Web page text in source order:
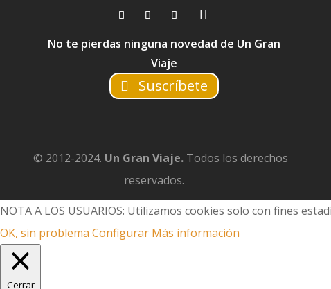
No te pierdas ninguna novedad de Un Gran
Viaje
Suscríbete
© 2012-2024. Un Gran Viaje. Todos los derechos
reservados.
NOTA A LOS USUARIOS: Utilizamos cookies solo con fines
OK, sin problema Configurar Más información
Cerrar